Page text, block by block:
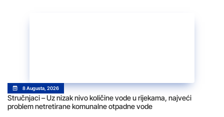
8 Augusta, 2026
Stručnjaci – Uz nizak nivo količine vode u rijekama, najveći
problem netretirane komunalne otpadne vode